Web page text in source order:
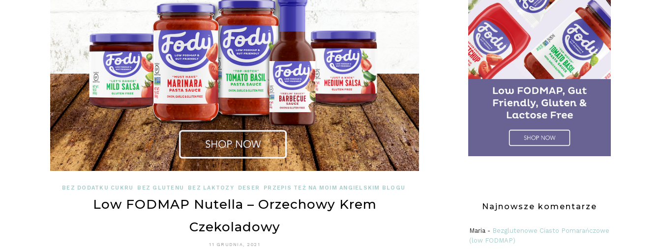
BEZ DODATKU CUKRU BEZ GLUTENU BEZ LAKTOZY DESER PRZEPIS TEŻ NA MOIM ANGIELSKIM BLOGU
Low FODMAP Nutella – Orzechowy Krem
Czekoladowy
11 GRUDNIA, 2021
Najnowsze komentarze
Maria - Bezglutenowe Ciasto Pomarańczowe
(low FODMAP)